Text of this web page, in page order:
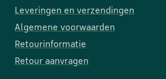
Leveringen en verzendingen
Algemene voorwaarden
Retourinformatie
Retour aanvragen